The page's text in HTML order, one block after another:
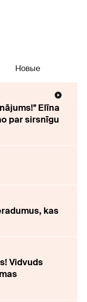
Новые
Elīna
par sirsnīgu
kas
Vidvuds